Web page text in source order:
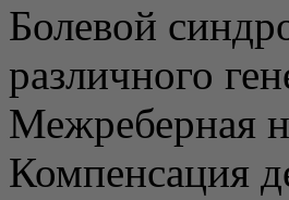
Болевой
различного
Межреберная
Компенсация